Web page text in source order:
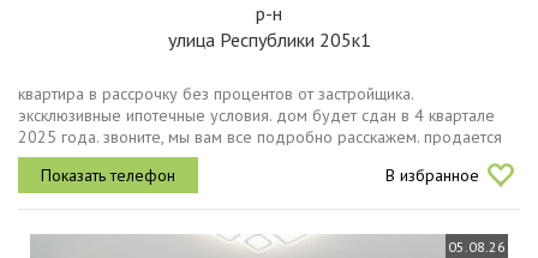
р-н
улица Республики 205к1
квартира в рассрочку без процентов от застройщика.
эксклюзивные ипотечные условия. дом будет сдан в 4 квартале
2025 года. звоните, мы вам все подробно расскажем. продается
двухкомнатная квартира с предчистовой отделкой в жк
республики 205 на 16...
В избранное
05.08.26